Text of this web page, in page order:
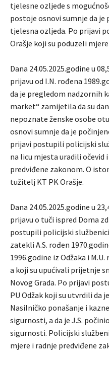
tjelesne ozljede s
postoje osnovi sumnje da je
tjelesna ozljeda. Po prijavi
Orašje koji su poduzeli
Dana 24.05.2025.godine u
prijavu od I.N. rođena
da je pregledom nadzornih
market“ zamijetila da su
nepoznate ženske osobe
osnovi sumnje da je
prijavi postupili policijski
na licu mjesta uradili očevid
predviđene zakonom. O
tužitelj KT PK Orašje.
Dana 24.05.2025.godine u
prijavu o tuči ispred Doma
postupili policijski
zatekli A.S. rođen
1996.godine iz Odžaka i
a koji su upućivali prijetnje
Novog Grada. Po prijavi
PU Odžak koji su utvrdili da
Nasilničko ponašanje i
sigurnosti, a da je J.S.
sigurnosti. Policijski
mjere i radnje predviđene